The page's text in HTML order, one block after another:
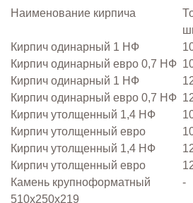
Наименование кирпича
Кирпич одинарный 1 НФ
Кирпич одинарный евро 0,7 НФ
Кирпич одинарный 1 НФ
Кирпич одинарный евро 0,7 НФ
Кирпич утолщенный 1,4 НФ
Кирпич утолщенный евро
Кирпич утолщенный 1,4 НФ
Кирпич утолщенный евро
Камень крупноформатный
510x250x219
-